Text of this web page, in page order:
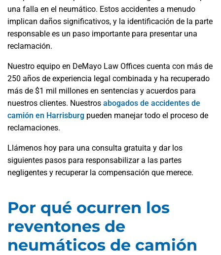
una falla en el neumático. Estos accidentes a menudo
implican daños significativos, y la identificación de la parte
responsable es un paso importante para presentar una
reclamación.
Nuestro equipo en DeMayo Law Offices cuenta con más de
250 años de experiencia legal combinada y ha recuperado
más de $1 mil millones en sentencias y acuerdos para
nuestros clientes. Nuestros abogados de accidentes de
camión en Harrisburg pueden manejar todo el proceso de
reclamaciones.
Llámenos hoy para una consulta gratuita y dar los
siguientes pasos para responsabilizar a las partes
negligentes y recuperar la compensación que merece.
Por qué ocurren los
reventones de
neumáticos de camión